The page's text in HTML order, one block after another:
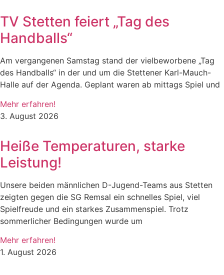
TV Stetten feiert „Tag des
Handballs“
Am vergangenen Samstag stand der vielbeworbene „Tag
des Handballs“ in der und um die Stettener Karl-Mauch-
Halle auf der Agenda. Geplant waren ab mittags Spiel und
Mehr erfahren!
3. August 2026
Heiße Temperaturen, starke
Leistung!
Unsere beiden männlichen D-Jugend-Teams aus Stetten
zeigten gegen die SG Remsal ein schnelles Spiel, viel
Spielfreude und ein starkes Zusammenspiel. Trotz
sommerlicher Bedingungen wurde um
Mehr erfahren!
1. August 2026